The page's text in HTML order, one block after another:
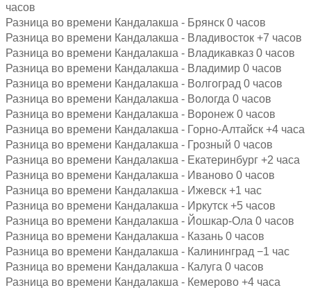
часов
Разница во времени Кандалакша - Брянск 0 часов
Разница во времени Кандалакша - Владивосток +7 часов
Разница во времени Кандалакша - Владикавказ 0 часов
Разница во времени Кандалакша - Владимир 0 часов
Разница во времени Кандалакша - Волгоград 0 часов
Разница во времени Кандалакша - Вологда 0 часов
Разница во времени Кандалакша - Воронеж 0 часов
Разница во времени Кандалакша - Горно-Алтайск +4 часа
Разница во времени Кандалакша - Грозный 0 часов
Разница во времени Кандалакша - Екатеринбург +2 часа
Разница во времени Кандалакша - Иваново 0 часов
Разница во времени Кандалакша - Ижевск +1 час
Разница во времени Кандалакша - Иркутск +5 часов
Разница во времени Кандалакша - Йошкар-Ола 0 часов
Разница во времени Кандалакша - Казань 0 часов
Разница во времени Кандалакша - Калининград −1 час
Разница во времени Кандалакша - Калуга 0 часов
Разница во времени Кандалакша - Кемерово +4 часа